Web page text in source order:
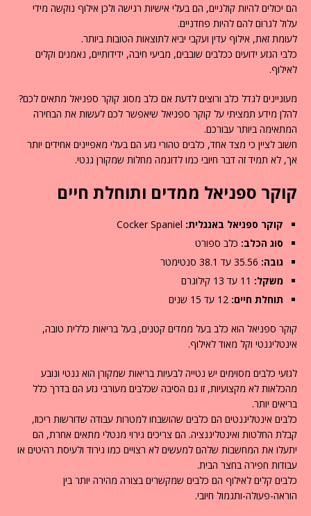
הם יכולים להיות קולניים, הם בעלי אישיות רגישה ולכן אילוף נוקשה מידי
עלול לגרום להם להיות פחדניים.
לעומת זאת, אילוף עדין ועקבי יביא לתוצאות הטובות ביותר.
כלבי הגזע ידועים ככלבים שובבים, מביעי חיבה, ידידותיים, נאמנים וקלים
לאילוף.
מעוניינים לגדל כלב ורוצים לדעת אם כלב מסוג קוקר ספניאל מתאים לכם?
להלן מידע תמציתי על קוקר ספניאל שיאפשר לכם לעשות את הבחירה
המתאימה ביותר עבורכם.
חשוב לציין כי מצד אחד, כלבים טהורי גזע הם בעלי מאפיינים אחידים יותר
אך, לא תמיד זה דבר חיובי כמו לדוגמה מחלות שמקורן גנטי.
קוקר ספניאל ממדים ותוחלת חיים
קוקר ספניאל באנגלית: Cocker Spaniel
סוג הכלב: כלב ספורט
גובה: 35.56 עד 38.1 סנטימטר
משקל:
תוחלת חיים:
קוקר ספניאל הוא כלב בעל ממדים קטנים, בעל בריאות כללית טובה,
אינטליגנטי וקל מאוד לאילוף.
לגזעי כלבים מסוימים יש נטייה לבעיות בריאות שמקורן הוא גנטי ונובע
מהכלאות לא מקצועיות, זו גם הסיבה שכלבים מעורבי גזע הם בדרך כלל
בריאים יותר.
כלבים אינטליגנטים הם כלבים שהושבחו למטרות עבודה שדורשות ריכוז,
קבלת החלטות ואינטליגנציה. הם צריכים גירוי מנטלי מתאים אחרת, הם
יתעלו את המחשבות שלהם למעשים לא רצויים כמו גירוד ולעיסת רהיטים או
עבודות חפירה בחצר הבית.
כלבים קלים לאילוף הם כלבים שמקשרים בצורה מהירה יותר בין
הוראה-פעולה-ותגמול חיובי.